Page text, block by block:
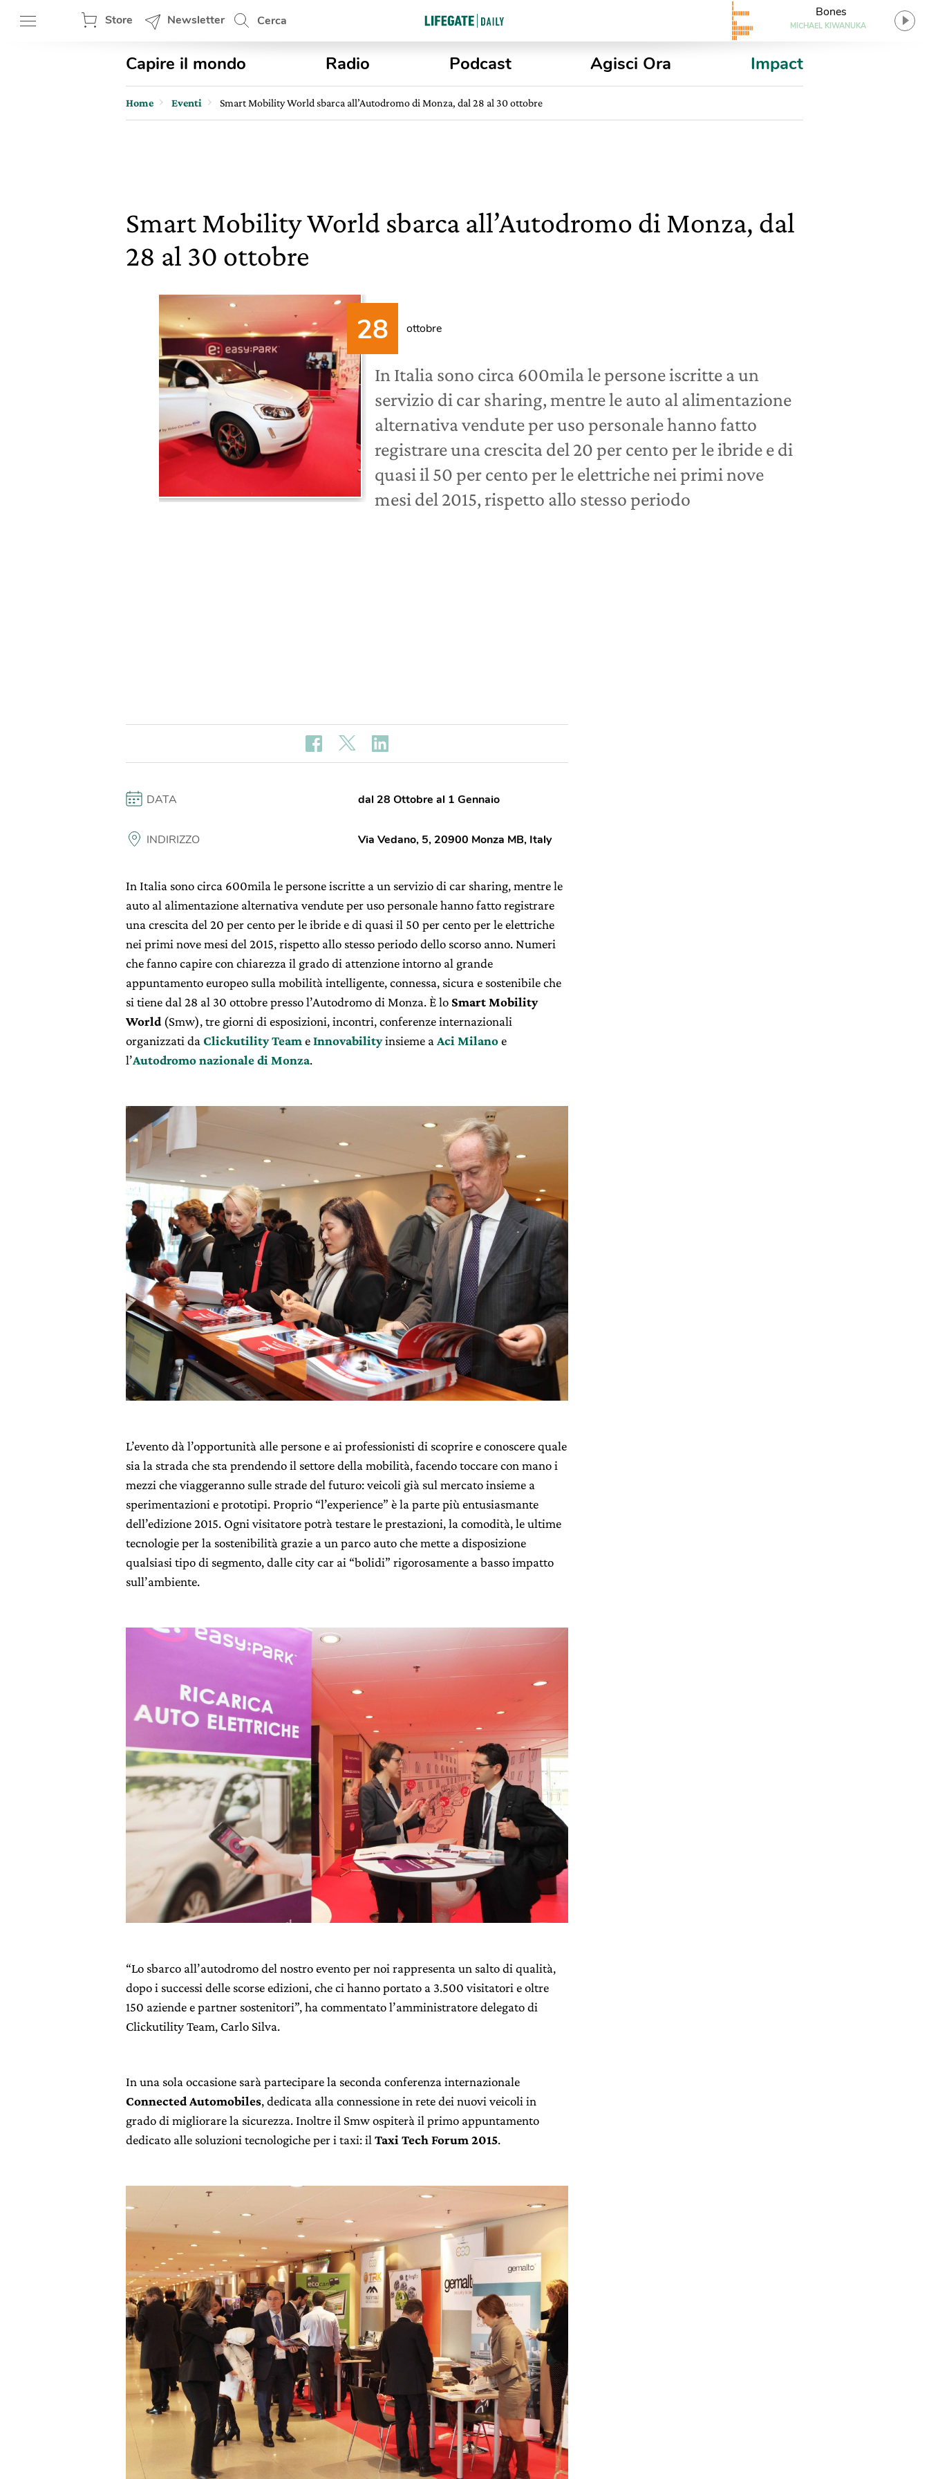
Store Newsletter Cerca
Bones
MICHAEL KIWANUKA
Capire il mondo Radio Podcast Agisci Ora Impact
Home Eventi Smart Mobility World sbarca all’Autodromo di Monza, dal 28 al 30 ottobre
Smart Mobility World sbarca all’Autodromo di Monza, dal
28 al 30 ottobre
ottobre
In Italia sono circa 600mila le persone iscritte a un
servizio di car sharing, mentre le auto al alimentazione
alternativa vendute per uso personale hanno fatto
registrare una crescita del 20 per cento per le ibride e di
quasi il 50 per cento per le elettriche nei primi nove
mesi del 2015, rispetto allo stesso periodo
DATA dal 28 Ottobre al 1 Gennaio
INDIRIZZO Via Vedano, 5, 20900 Monza MB, Italy
In Italia sono circa 600mila le persone iscritte a un servizio di car sharing, mentre le
auto al alimentazione alternativa vendute per uso personale hanno fatto registrare
una crescita del 20 per cento per le ibride e di quasi il 50 per cento per le elettriche
nei primi nove mesi del 2015, rispetto allo stesso periodo dello scorso anno. Numeri
che fanno capire con chiarezza il grado di attenzione intorno al grande
appuntamento europeo sulla mobilità intelligente, connessa, sicura e sostenibile che
si tiene dal 28 al 30 ottobre presso l’Autodromo di Monza. È lo Smart Mobility
World (Smw), tre giorni di esposizioni, incontri, conferenze internazionali
organizzati da Clickutility Team eInnovabilityinsieme a Aci Milanoe
l’Autodromo nazionale di Monza.
L’evento dà l’opportunità alle persone e ai professionisti di scoprire e conoscere quale
sia la strada che sta prendendo il settore della mobilità, facendo toccare con mano i
mezzi che viaggeranno sulle strade del futuro: veicoli già sul mercato insieme a
sperimentazioni e prototipi. Proprio “l’experience” è la parte più entusiasmante
dell’edizione 2015. Ogni visitatore potrà testare le prestazioni, la comodità, le ultime
tecnologie per la sostenibilità grazie a un parco auto che mette a disposizione
qualsiasi tipo di segmento, dalle city car ai “bolidi” rigorosamente a basso impatto
sull’ambiente.
“Lo sbarco all’autodromo del nostro evento per noi rappresenta un salto di qualità,
dopo i successi delle scorse edizioni, che ci hanno portato a 3.500 visitatori e oltre
150 aziende e partner sostenitori”, ha commentato l’amministratore delegato di
Clickutility Team, Carlo Silva.
In una sola occasione sarà partecipare la seconda conferenza internazionale
Connected Automobiles, dedicata alla connessione in rete dei nuovi veicoli in
grado di migliorare la sicurezza. Inoltre il Smw ospiterà il primo appuntamento
dedicato alle soluzioni tecnologiche per i taxi: il Taxi Tech Forum 2015.